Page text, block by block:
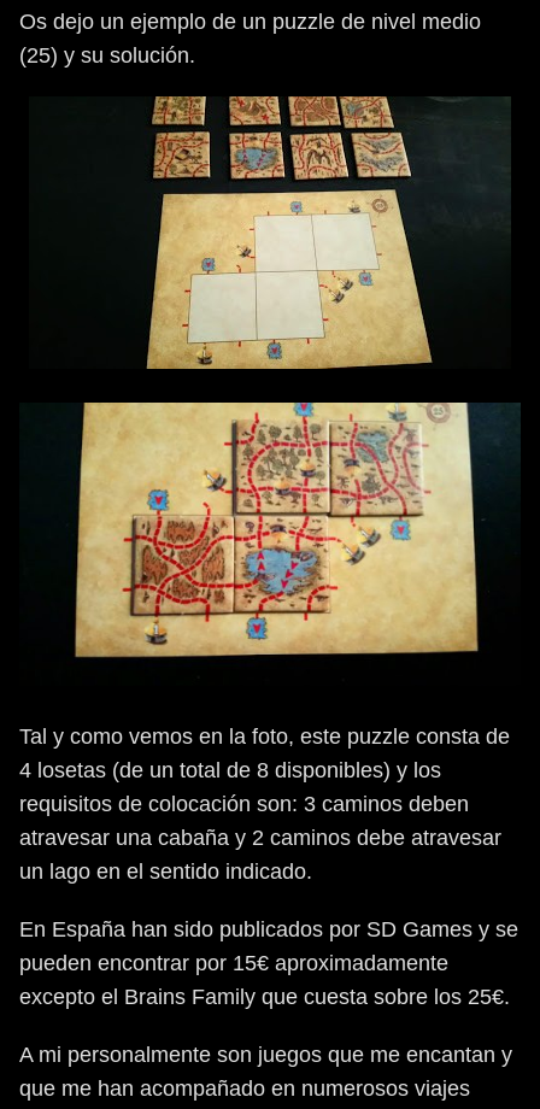
Os dejo un ejemplo de un puzzle de nivel medio
(25) y su solución.
Tal y como vemos en la foto, este puzzle consta de
4 losetas (de un total de 8 disponibles) y los
requisitos de colocación son: 3 caminos deben
atravesar una cabaña y 2 caminos debe atravesar
un lago en el sentido indicado.
En España han sido publicados por SD Games y se
pueden encontrar por 15€ aproximadamente
excepto el Brains Family que cuesta sobre los 25€.
A mi personalmente son juegos que me encantan y
que me han acompañado en numerosos viajes